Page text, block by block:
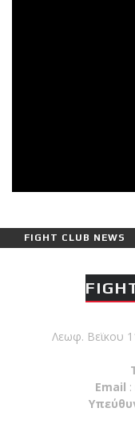
FIGHT CLUB NEWS
και πιο δύσκολο αγώνα
Λεωφ. Βεϊκου
Email :